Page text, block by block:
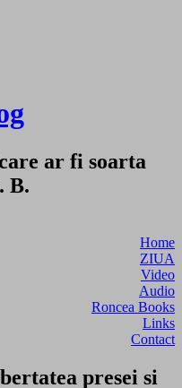
ar fi soarta
B.
Home
ZIUA
Video
Audio
Roncea Books
Links
Contact
presei si